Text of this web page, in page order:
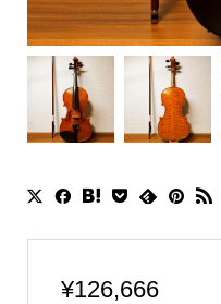
¥126,666